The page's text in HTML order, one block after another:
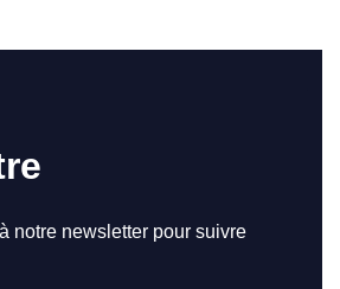
notre newsletter pour suivre